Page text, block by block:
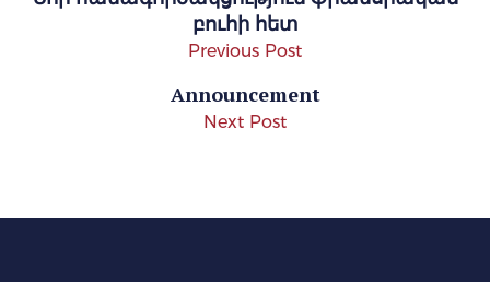
բուհի հետ
Previous Post
Announcement
Next Post